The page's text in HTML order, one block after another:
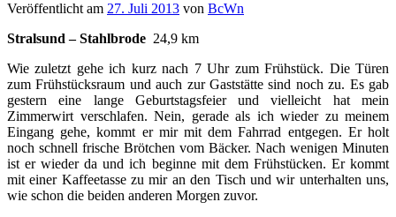
Veröffentlicht am 27. Juli 2013 von BcWn
Stralsund – Stahlbrode 24,9 km
Wie zuletzt gehe ich kurz nach 7 Uhr zum Frühstück. Die Türen
zum Frühstücksraum und auch zur Gaststätte sind noch zu. Es gab
gestern eine lange Geburtstagsfeier und vielleicht hat mein
Zimmerwirt verschlafen. Nein, gerade als ich wieder zu meinem
Eingang gehe, kommt er mir mit dem Fahrrad entgegen. Er holt
noch schnell frische Brötchen vom Bäcker. Nach wenigen Minuten
ist er wieder da und ich beginne mit dem Frühstücken. Er kommt
mit einer Kaffeetasse zu mir an den Tisch und wir unterhalten uns,
wie schon die beiden anderen Morgen zuvor.